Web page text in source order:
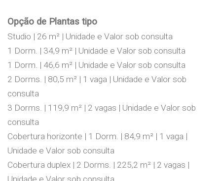
Opção de Plantas tipo
Studio | 26 m² | Unidade e Valor sob consulta
1 Dorm. | 34,9 m² | Unidade e Valor sob consulta
1 Dorm. | 46,6 m² | Unidade e Valor sob consulta
2 Dorms. | 80,5 m² | 1 vaga | Unidade e Valor sob
consulta
3 Dorms. | 119,9 m² | 2 vagas | Unidade e Valor sob
consulta
Cobertura horizonte | 1 Dorm. | 84,9 m² | 1 vaga |
Unidade e Valor sob consulta
Cobertura duplex | 2 Dorms. | 225,2 m² | 2 vagas |
Unidade e Valor sob consulta